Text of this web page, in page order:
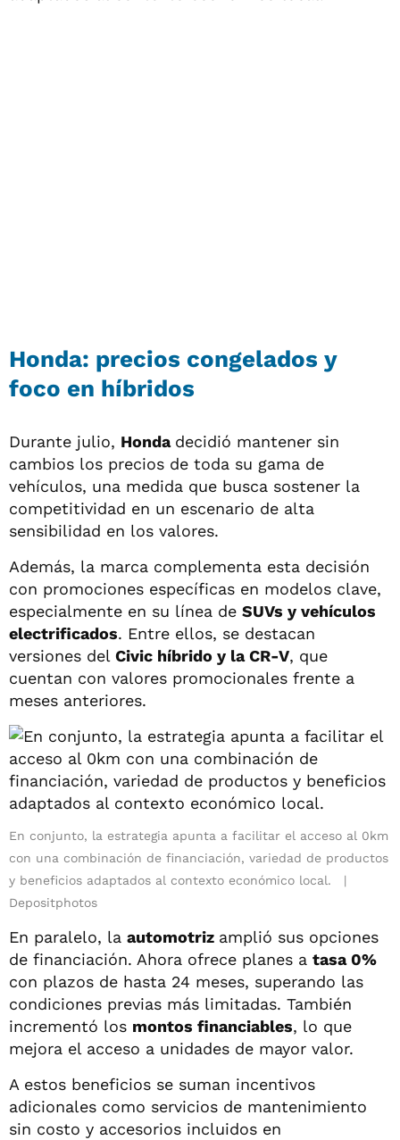
Honda: precios congelados y
foco en híbridos
Durante julio, Honda decidió mantener sin
cambios los precios de toda su gama de
vehículos, una medida que busca sostener la
competitividad en un escenario de alta
sensibilidad en los valores.
Además, la marca complementa esta decisión
con promociones específicas en modelos clave,
especialmente en su línea de SUVs y vehículos
electrificados. Entre ellos, se destacan
versiones del Civic híbrido y la CR-V, que
cuentan con valores promocionales frente a
meses anteriores.
En conjunto, la estrategia apunta a facilitar el acceso al 0km
con una combinación de financiación, variedad de productos
y beneficios adaptados al contexto económico local.
Depositphotos
En paralelo, la automotriz amplió sus opciones
de financiación. Ahora ofrece planes a tasa 0%
con plazos de hasta 24 meses, superando las
condiciones previas más limitadas. También
incrementó los montos financiables, lo que
mejora el acceso a unidades de mayor valor.
A estos beneficios se suman incentivos
adicionales como servicios de mantenimiento
sin costo y accesorios incluidos en